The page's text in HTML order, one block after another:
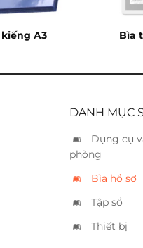
A3 Bìa
DANH MỤC
Dụng cụ
phòng
Bìa hồ sơ
Tập sổ
Thiết bị